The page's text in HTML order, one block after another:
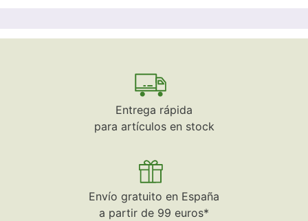
Entrega rápida
para artículos en stock
Envío gratuito en España
a partir de 99 euros*